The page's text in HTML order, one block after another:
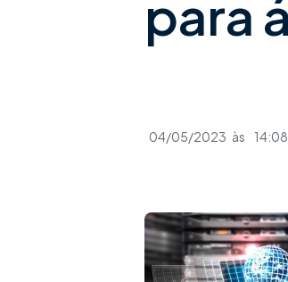
para
04/05/2023 às 14:08